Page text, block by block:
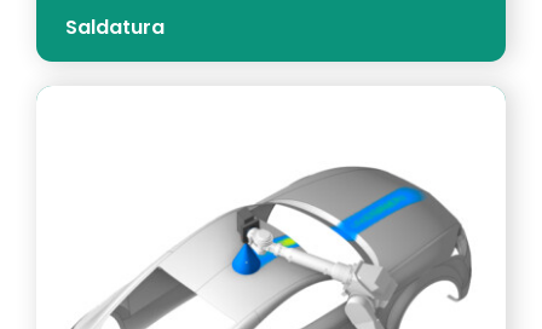
Saldatura